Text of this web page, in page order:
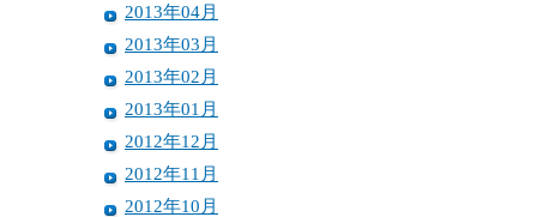
2013年04月
2013年03月
2013年02月
2013年01月
2012年12月
2012年11月
2012年10月